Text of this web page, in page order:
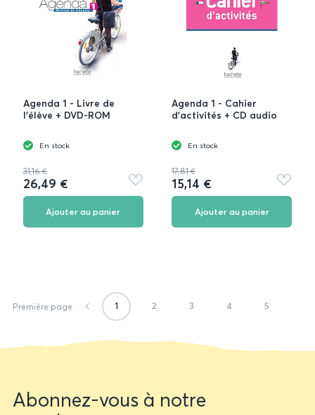
Agenda 1 - Livre de
l'élève + DVD-ROM
En stock
31,16 €
26,49 €
Ajouter
aux
Ajouter au panier
Agenda 1 - Cahier
d'activités + CD audio
En stock
17,81 €
15,14 €
Ajouter
aux
Ajouter au panier
Première page 1 2 3 4 5
Newsletter
Abonnez-vous à notre